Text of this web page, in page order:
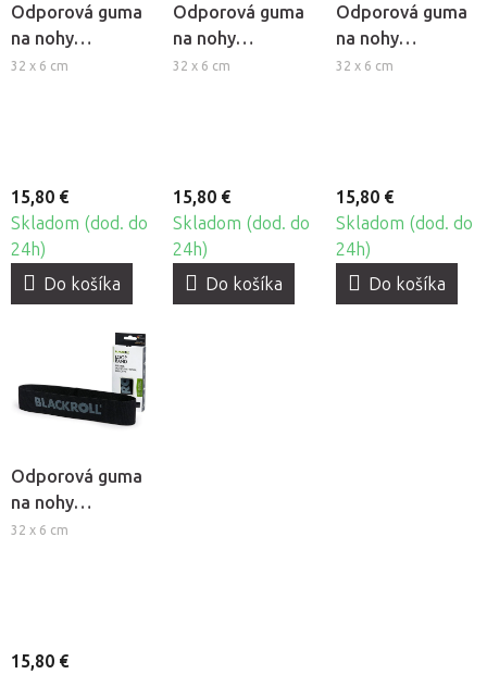
Odporová guma
na nohy
BlackRoll® Loop
32 x 6 cm
15,80 €
Skladom (dod. do
24h)
Do košíka
Odporová guma
na nohy
BlackRoll® Loop
32 x 6 cm
15,80 €
Skladom (dod. do
24h)
Do košíka
Odporová guma
na nohy
BlackRoll® Loop
32 x 6 cm
15,80 €
Skladom (dod. do
24h)
Do košíka
Odporová guma
na nohy
BlackRoll® Loop
32 x 6 cm
15,80 €